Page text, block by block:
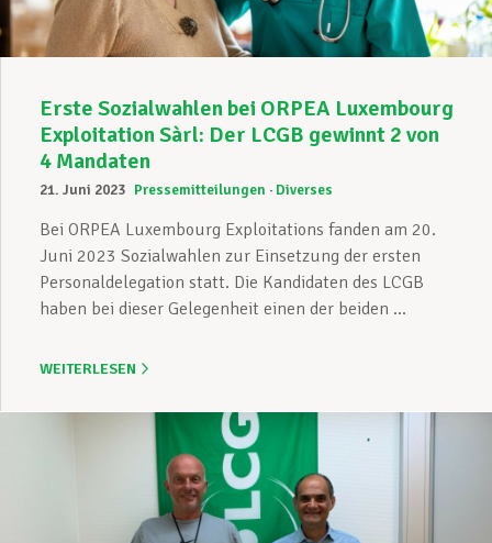
Erste Sozialwahlen bei ORPEA Luxembourg
Exploitation Sàrl: Der LCGB gewinnt 2 von
4 Mandaten
21. Juni 2023 Pressemitteilungen Diverses
Bei ORPEA Luxembourg Exploitations fanden am 20.
Juni 2023 Sozialwahlen zur Einsetzung der ersten
Personaldelegation statt. Die Kandidaten des LCGB
haben bei dieser Gelegenheit einen der beiden ...
WEITERLESEN